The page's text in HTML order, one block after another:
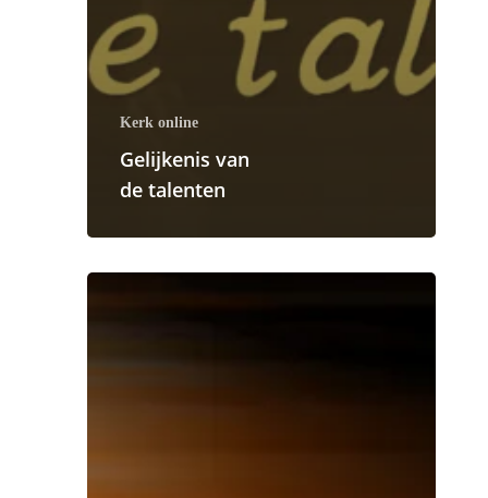
Kerk online
Gelijkenis van
de talenten